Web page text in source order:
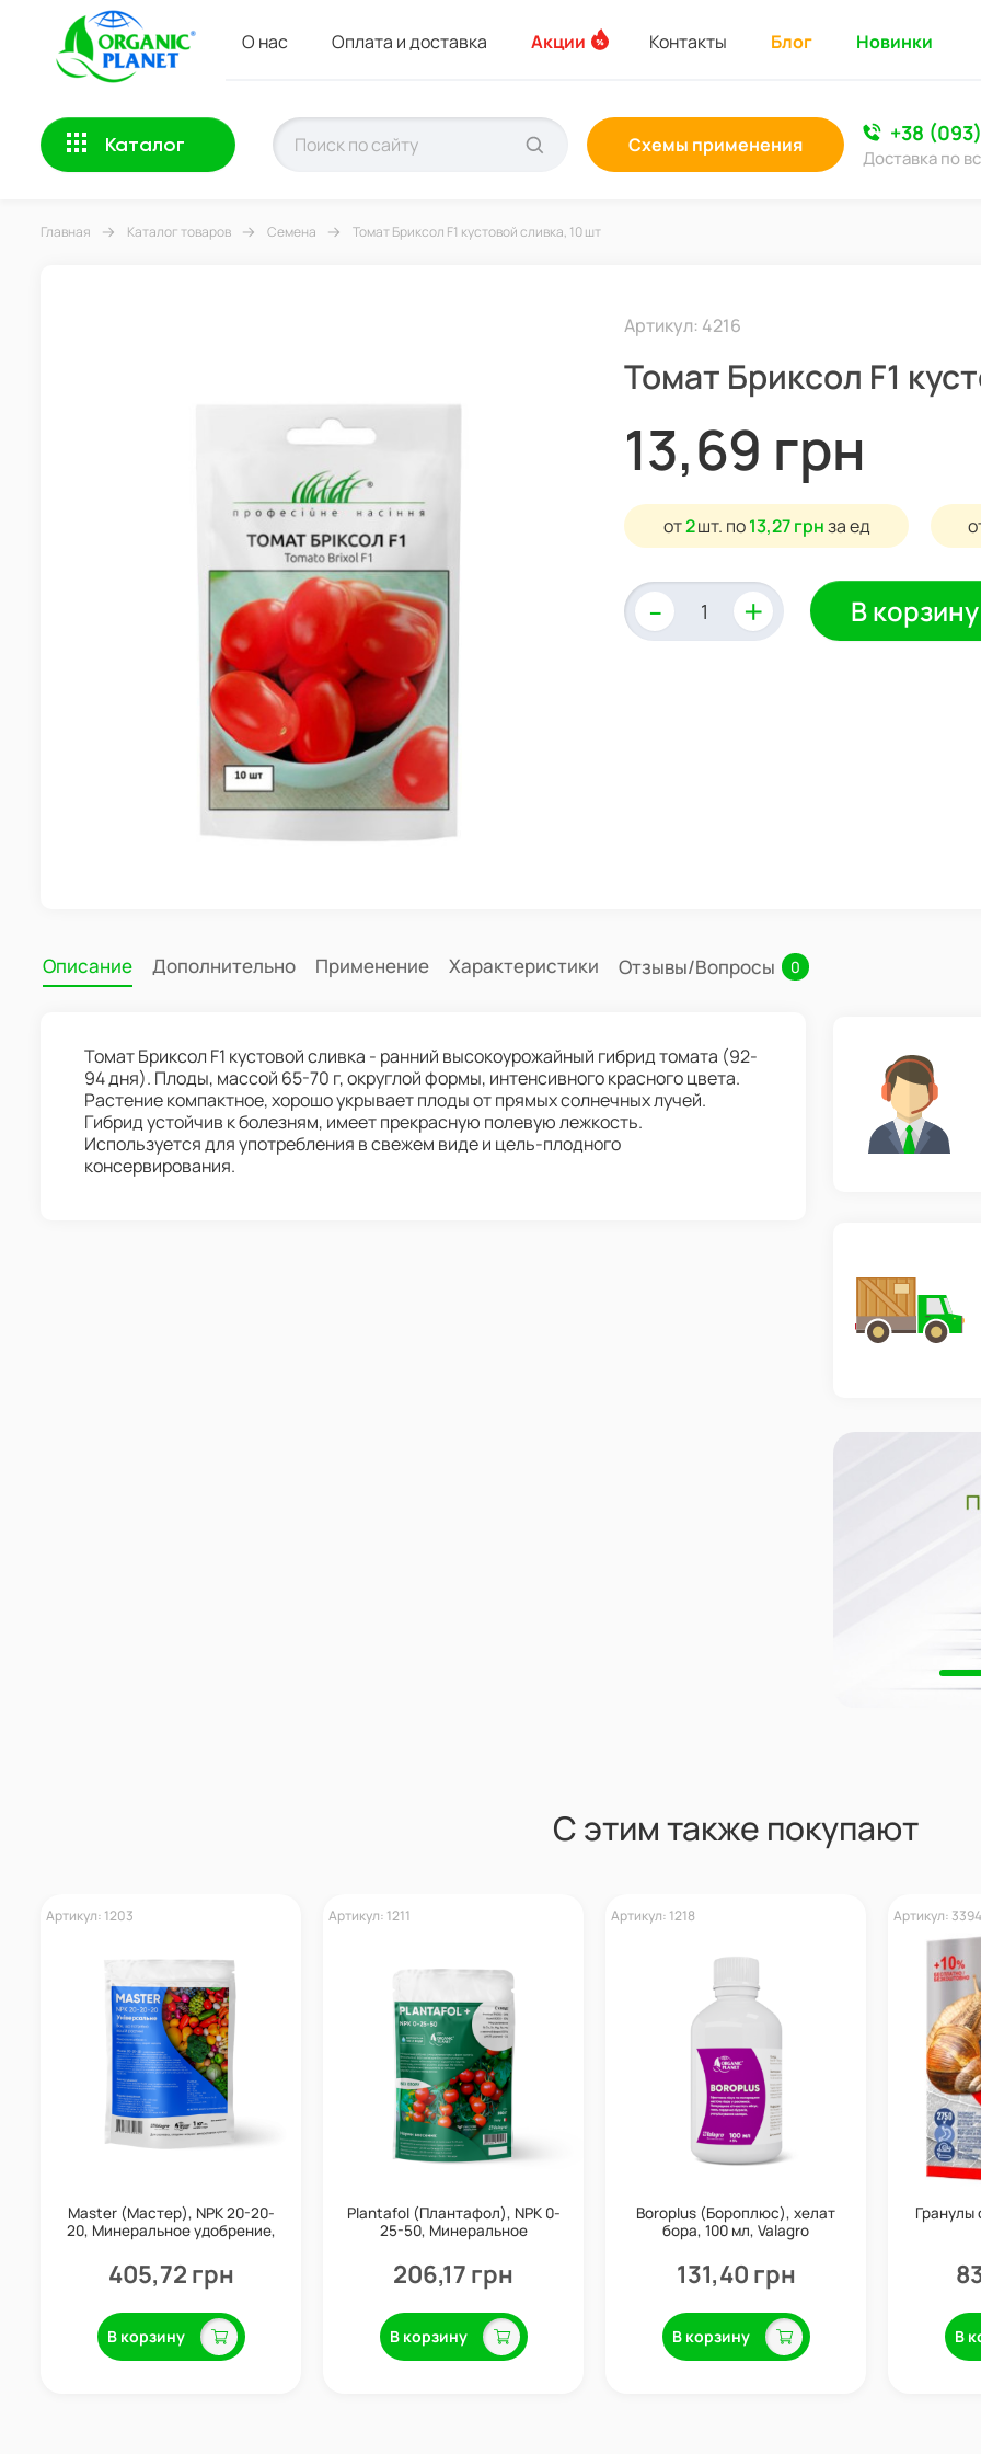
О нас Оплата и доставка Акции Контакты Блог Новинки
Каталог Схемы применения +38
Доставка по
Главная Каталог товаров Семена Томат Бриксол F1 кустовой сливка, 10 шт
Артикул: 4216
Томат Бриксол F1
13,69 грн
от2шт. по13,27 грнза ед
- + В корзину
Описание Дополнительно Применение Характеристики Отзывы/Вопросы 0
Томат Бриксол F1 кустовой сливка - ранний высокоурожайный гибрид томата (92-
94 дня). Плоды, массой 65-70 г, округлой формы, интенсивного красного цвета.
Растение компактное, хорошо укрывает плоды от прямых солнечных лучей.
Гибрид устойчив к болезням, имеет прекрасную полевую лежкость.
Используется для употребления в свежем виде и цель-плодного
консервирования.
С этим также покупают
Артикул: 1203
Master (Мастер), NPK 20-20-
20, Минеральное удобрение,
405,72 грн
В корзину
Артикул: 1211
Plantafol (Плантафол), NPK 0-
25-50, Минеральное
206,17 грн
В корзину
Артикул: 1218
Boroplus (Бороплюс), хелат
бора, 100 мл, Valagro
131,40 грн
В корзину
Артикул: 3394
Гранулы
В